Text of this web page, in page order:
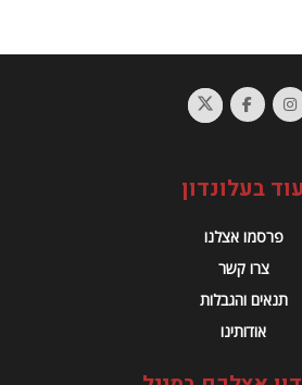
עוד בעלונדון
פרסמו אצלנו
צרו קשר
תנאים והגבלות
אודותינו